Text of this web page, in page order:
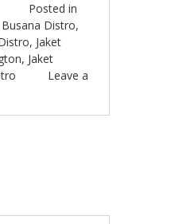
Posted in
Busana Distro,
, Jaket
, Jaket
Leave a